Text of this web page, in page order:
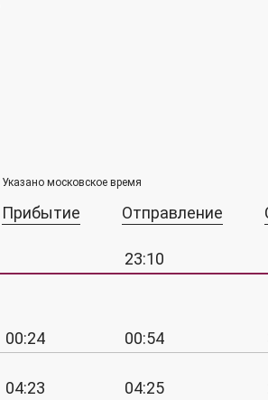
Указано московское время
Прибытие Отправление
23:10
00:24 00:54
04:23 04:25